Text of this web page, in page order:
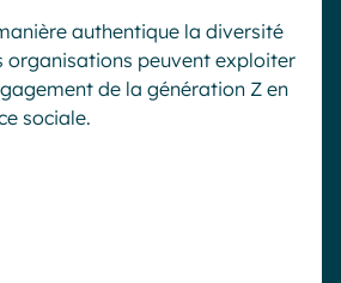
authentique la diversité
organisations peuvent exploiter
de la génération Z en
sociale.